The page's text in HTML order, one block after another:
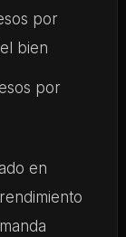
por
bien
por
en